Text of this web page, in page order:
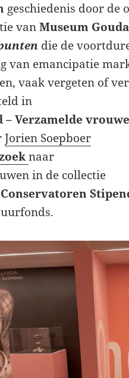
geschiedenis door de
vanMuseum
die de
van emancipatie
vaak vergeten of
in
– Verzamelde
Jorien Soepboer
naar
in de collectie
Conservatoren